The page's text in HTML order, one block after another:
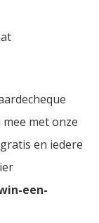
met onze
en iedere
een-